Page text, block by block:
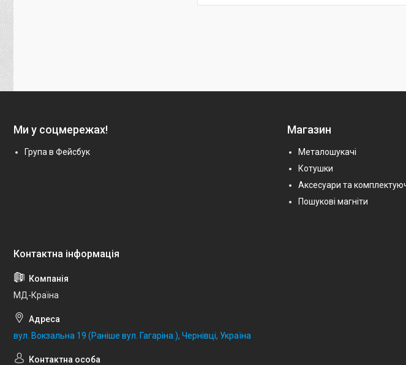
Ми у соцмережах!
Група в Фейсбук
Магазин
Металошукачі
Котушки
Аксесуари та
Пошукові магніти
МД-Країна
вул. Вокзальна 19 (Раніше вул. Гагаріна.), Чернівці, Україна